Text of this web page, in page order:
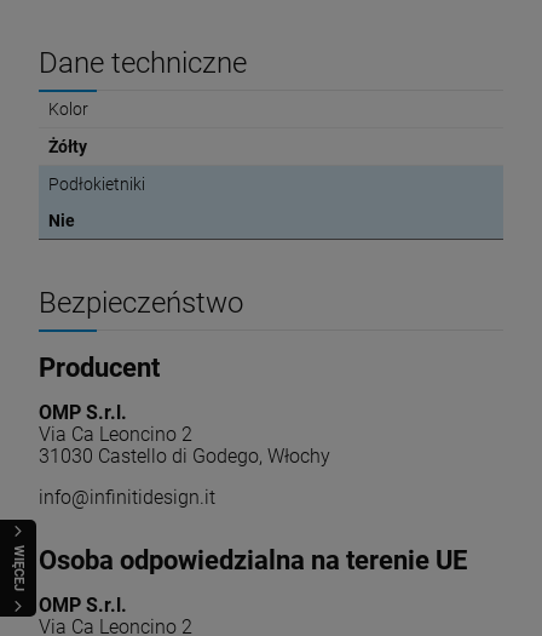
WIĘCEJ
Dane techniczne
Kolor
Żółty
Podłokietniki
Nie
Bezpieczeństwo
Producent
OMP S.r.l.
Via Ca Leoncino 2
31030 Castello di Godego, Włochy
info@infinitidesign.it
Osoba odpowiedzialna na terenie UE
OMP S.r.l.
Via Ca Leoncino 2